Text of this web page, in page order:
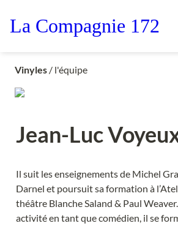
La Compagnie 172
Vinyles / l'équipe
Jean-Luc
Il suit les enseignements de Michel
Darnel et poursuit sa formation à
théâtre Blanche Saland & Paul
activité en tant que comédien, il se